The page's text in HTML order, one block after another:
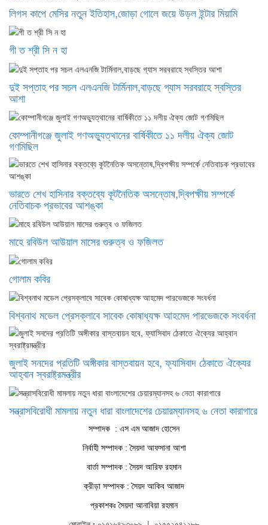
লিগস কাপে মেসির নতুন ইতিহাস,জোড়া গোলে জয়ে উড়ল ইন্টার মিয়ামি
গী ত শ্রী সি ন হা
দুই সপ্তাহ পর সচল এলএনজি টার্মিনাল,বাড়ছে গ্যাস সরবরাহে স্বস্তির
আশা
কোম্পানীগঞ্জে জুলাই গণঅভ্যুত্থানের বার্ষিকীতে ১১ দলীয় ঐক্য জোট
গণমিছিল
ভারতে শেখ হাসিনার বক্তব্যে কূটনৈতিক অসন্তোষ,দ্বিপক্ষীয় সম্পর্কে
নেতিবাচক প্রভাবের আশঙ্কা
মাহে রবিউল আউয়াল মাসের গুরুত্ব ও ফজিলত
গোলাম কবির
বিশ্বনাথ মডেল প্রেসক্লাবে সাবেক কোষাধ্যক্ষ আহমেদ পারভেজকে সংবর্ধনা
জুলাই সনদের প্রতিটি অঙ্গীকার বাস্তবায়ন হবে, ফ্যাসিবাদ ঠেকাতে ঐক্যের
আহ্বান স্বরাষ্ট্রমন্ত্রীর
সন্ত্রাসবিরোধী মামলায় নতুন ধারা বাংলাদেশের চেয়ারম্যানসহ ৬ নেতা কারাগারে
সম্পাদক : এস এম আজাদ হোসেন
নির্বাহী সম্পাদক : সৈয়দা আফসানা আশা
বার্তা সম্পাদক : সৈয়দ আরিফ রহমান
ক্রীড়া সম্পাদক : সৈয়দ আকিব আজাদ
প্রকাশকঃ সৈয়দা আনাবিয়া রহমান